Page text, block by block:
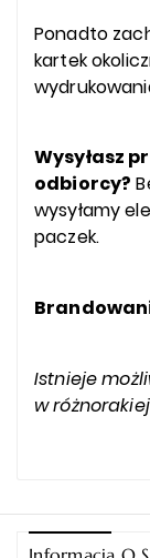
Ponadto
kartek
Wysyłasz
odbiorcy?
wysyłamy
paczek.
Istnieje
w